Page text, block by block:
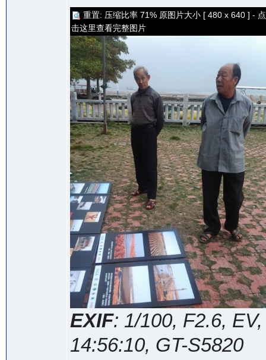
重置: 压缩比率 71% 原图片大小 [ 480 x 640 ] - 点
击这里查看完整图片
EXIF: 1/100, F2.6,
14:56:10, GT-S5820